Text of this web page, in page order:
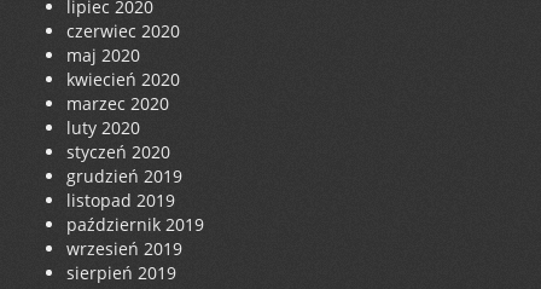
lipiec 2020
czerwiec 2020
maj 2020
kwiecień 2020
marzec 2020
luty 2020
styczeń 2020
grudzień 2019
listopad 2019
październik 2019
wrzesień 2019
sierpień 2019